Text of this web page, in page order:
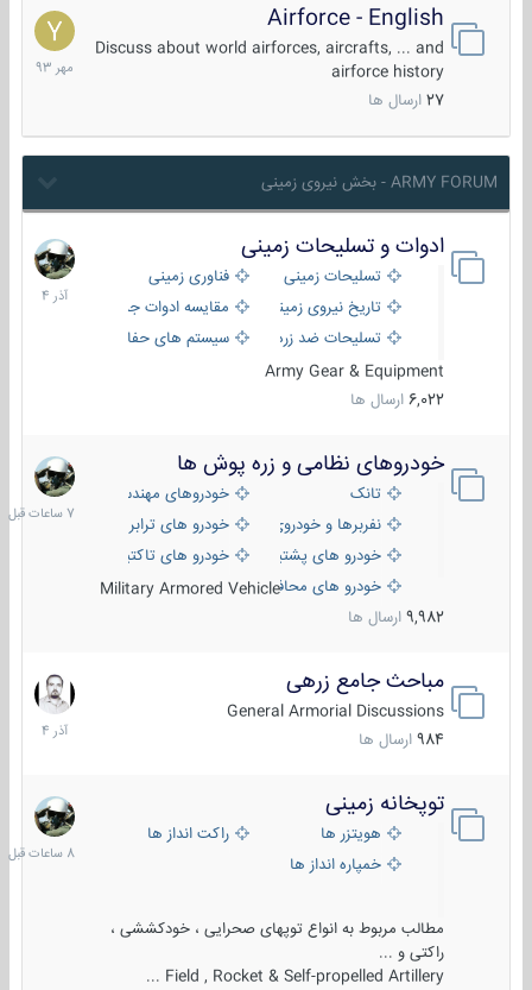
Airforce - English
Discuss about world airforces, aircrafts, ... and
airforce history
27 ارسال ها
15
مهر
1393
ARMY FORUM - بخش نیروی زمینی
ادوات و تسلیحات زمینی
تسلیحات زمینی
فناوری زمینی
تاریخ نیروی زمینی
مقایسه ادوات جنگی
تسلیحات ضد زره
سیستم های حفاظت فعال
Army Gear & Equipment
6,022 ارسال ها
21
آذر
1404
خودروهای نظامی و زره پوش ها
تانک
خودروهای مهندسی
نفربرها و خودروی های رزمی پیاده نظام
خودرو های ترابری نظامی
خودرو های پشتیبانی آتش ، شناسایی و ضد تانک
خودرو های تاکتیکی نظامی
خودرو های محافظت شدهMilitary Armored Vehicle
9,982 ارسال ها
7
ساعات
قبل
مباحث جامع زرهی
General Armorial Discussions
984 ارسال ها
7
آذر
1404
توپخانه زمینی
هویتزر ها
راکت انداز ها
خمپاره انداز ها
مطالب مربوط به انواع توپهای صحرایی ، خودکششی ،
راکتی و ...
Field , Rocket & Self-propelled Artillery ...
8
ساعات
قبل